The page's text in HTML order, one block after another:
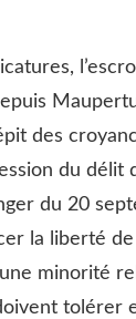
des
du délit
du 20
la liberté
minorité
tolérer